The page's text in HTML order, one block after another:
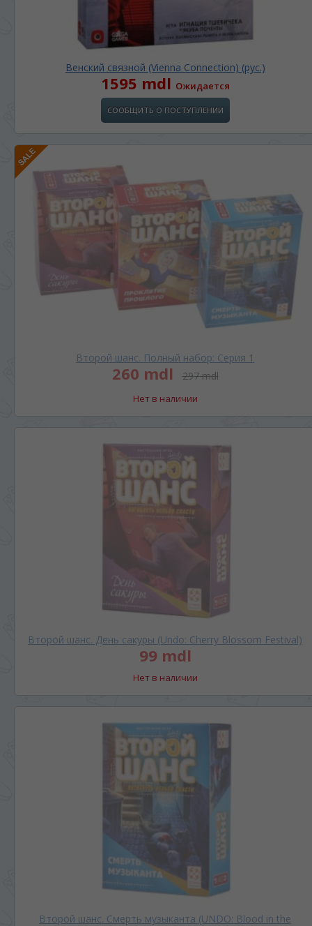
Венский связной (Vienna Connection) (рус.)
1595 mdl Ожидается
СООБЩИТЬ О ПОСТУПЛЕНИИ
Второй шанс. Полный набор: Серия 1
260 mdl 297 mdl
Нет в наличии
Второй шанс. День сакуры (Undo: Cherry Blossom Festival)
99 mdl
Нет в наличии
Второй шанс. Смерть музыканта (UNDO: Blood in the